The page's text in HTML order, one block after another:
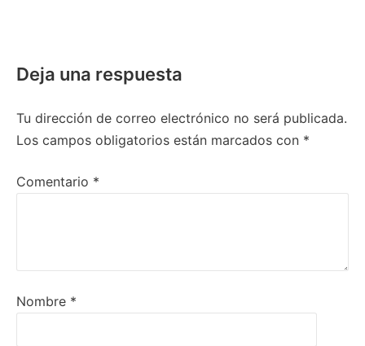
Deja una respuesta
Tu dirección de correo electrónico no será publicada.
Los campos obligatorios están marcados con *
Comentario *
Nombre *